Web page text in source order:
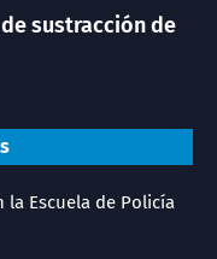
sustracción de
Escuela de Policía